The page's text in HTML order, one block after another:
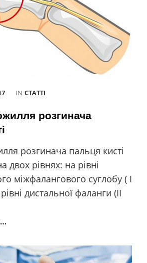
IN CATEGORIES
СТАТТІ
розгинача
розгинача пальця кисті
двох рівнях: на рівні
міжфалангового суглобу ( I
дистальної фаланги (II
пальця